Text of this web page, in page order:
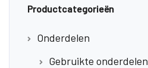
Productcategorieën
Onderdelen
Gebruikte onderdelen